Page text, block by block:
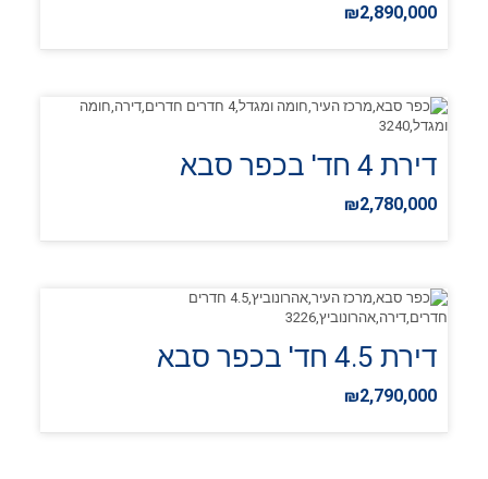
₪2,890,000
דירת 4 חד' בכפר סבא
₪2,780,000
דירת 4.5 חד' בכפר סבא
₪2,790,000